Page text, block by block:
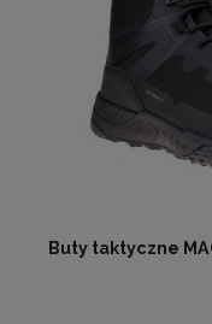
Buty taktyczne